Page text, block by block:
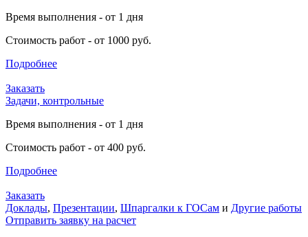
Время выполнения - от 1 дня
Стоимость работ - от 1000 руб.
Подробнее
Заказать
Задачи, контрольные
Время выполнения - от 1 дня
Стоимость работ - от 400 руб.
Подробнее
Заказать
Доклады, Презентации, Шпаргалки к ГОСам и Другие работы
Отправить заявку на расчет